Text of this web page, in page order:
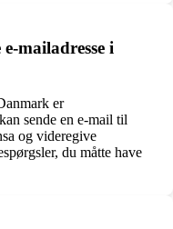
mailadresse i
er
sende en e-mail til
og videregive
du måtte have